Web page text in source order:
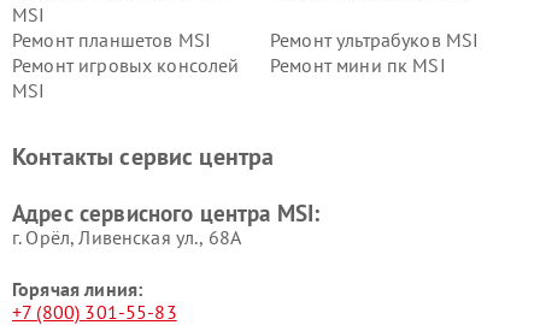
MSI
Ремонт планшетов MSI
Ремонт ультрабуков MSI
Ремонт игровых консолей
MSI
Ремонт мини пк MSI
Контакты сервис центра
Адрес сервисного центра MSI:
г. Орёл, Ливенская ул., 68А
Горячая линия:
+7 (800) 301-55-83